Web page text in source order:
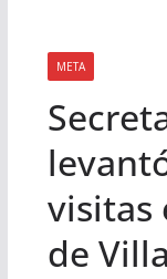
META
visitas
de